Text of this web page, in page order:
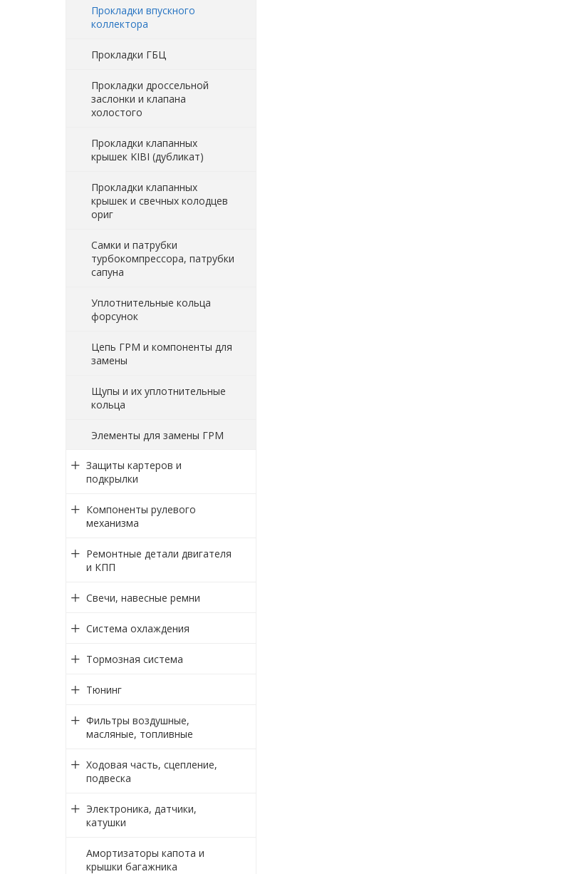
Прокладки впускного
коллектора
Прокладки ГБЦ
Прокладки дроссельной
заслонки и клапана
холостого
Прокладки клапанных
крышек KIBI (дубликат)
Прокладки клапанных
крышек и свечных колодцев
ориг
Самки и патрубки
турбокомпрессора, патрубки
сапуна
Уплотнительные кольца
форсунок
Цепь ГРМ и компоненты для
замены
Щупы и их уплотнительные
кольца
Элементы для замены ГРМ
Защиты картеров и
подкрылки
Компоненты рулевого
механизма
Ремонтные детали двигателя
и КПП
Свечи, навесные ремни
Система охлаждения
Тормозная система
Тюнинг
Фильтры воздушные,
масляные, топливные
Ходовая часть, сцепление,
подвеска
Электроника, датчики,
катушки
Амортизаторы капота и
крышки багажника